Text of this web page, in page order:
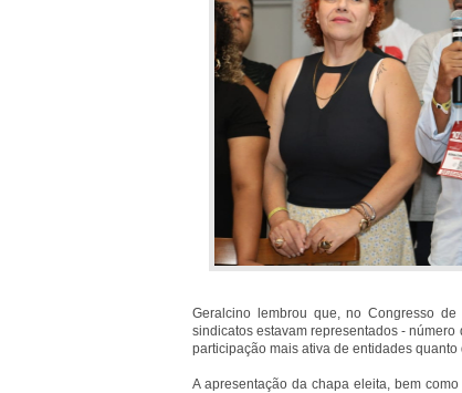
Geralcino lembrou que, no Congresso
sindicatos estavam representados -
participação mais ativa de entidades
A apresentação da chapa eleita, bem